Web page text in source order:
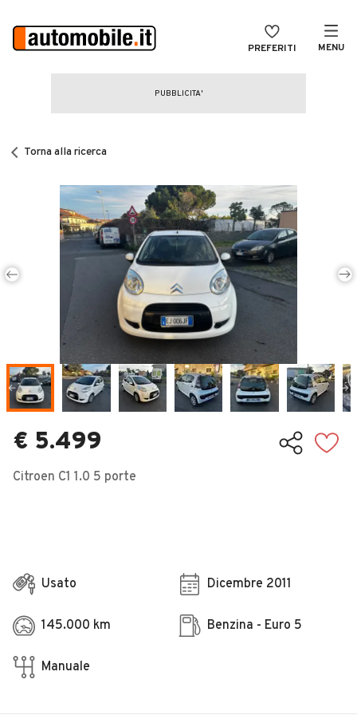
PREFERITI MENU
CERCA
Auto Nuove
Noleggio a lungo termine
Auto d'epoca
Camper
Veicoli Commerciali
Concessionari
Torna alla ricerca
€ 5.499
Citroen C1 1.0 5 porte
Usato Dicembre 2011
145.000 km Benzina - Euro 5
Manuale